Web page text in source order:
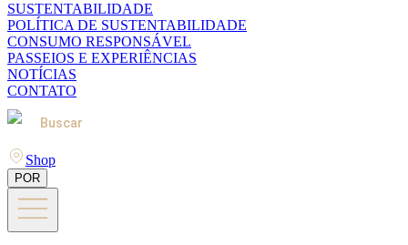
SUSTENTABILIDADE
POLÍTICA DE SUSTENTABILIDADE
CONSUMO RESPONSÁVEL
PASSEIOS E EXPERIÊNCIAS
NOTÍCIAS
CONTATO
Buscar
Shop
POR